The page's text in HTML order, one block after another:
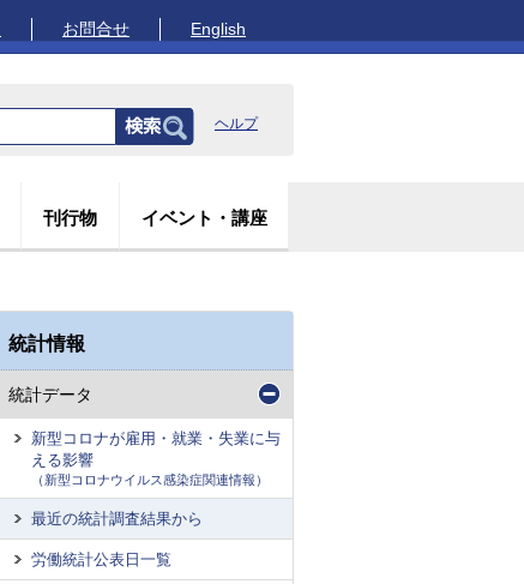
お問合せ English
ヘルプ
刊行物 イベント・講座
統計情報
統計データ
新型コロナが雇用・就業・失業に与
える影響
（新型コロナウイルス感染症関連情報）
最近の統計調査結果から
労働統計公表日一覧